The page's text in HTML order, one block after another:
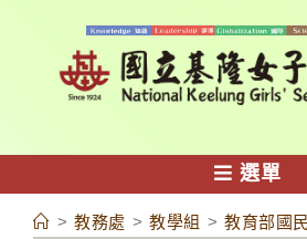
容
選單
> 教務處 > 教學組 > 教育部國